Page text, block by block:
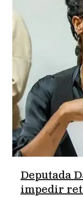
Deputada
impedir